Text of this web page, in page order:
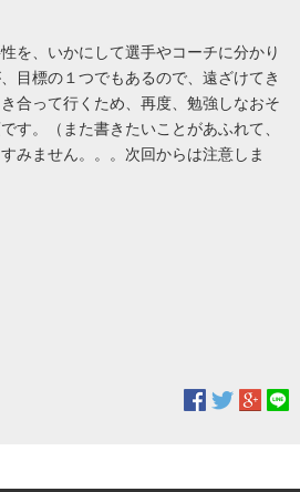
を、いかにして選手やコーチに分かり
目標の１つでもあるので、遠ざけてき
合って行くため、再度、勉強しなおそ
す。（また書きたいことがあふれて、
みません。。。 次回からは注意しま